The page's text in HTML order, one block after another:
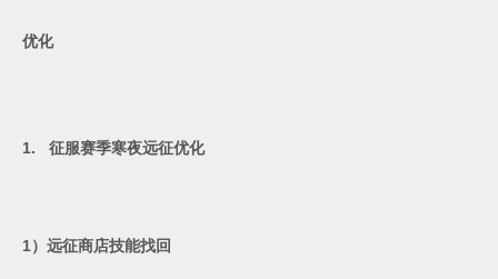
优化
1. 征服赛季寒夜远征优化
1）远征商店技能找回